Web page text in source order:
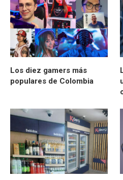
Los diez gamers más
populares de Colombia